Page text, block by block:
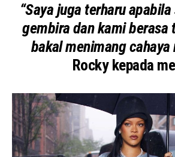
“Saya juga terharu
gembira dan kami berasa
bakal menimang cahaya
Rocky kepada